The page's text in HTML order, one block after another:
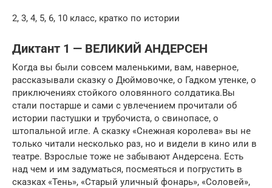
2, 3, 4, 5, 6, 10 класс, кратко по истории
Диктант 1 — ВЕЛИКИЙ АНДЕРСЕН
Когда вы были совсем маленькими, вам, наверное,
рассказывали сказку о Дюймовочке, о Гадком утенке, о
приключениях стойкого оловянного солдатика.Вы
стали постарше и сами с увлечением прочитали об
истории пастушки и трубочиста, о свинопасе, о
штопальной игле. А сказку «Снежная королева» вы не
только читали несколько раз, но и видели в кино или в
театре. Взрослые тоже не забывают Андерсена. Есть
над чем и им задуматься, посмеяться и погрустить в
сказках «Тень», «Старый уличный фонарь», «Соловей»,